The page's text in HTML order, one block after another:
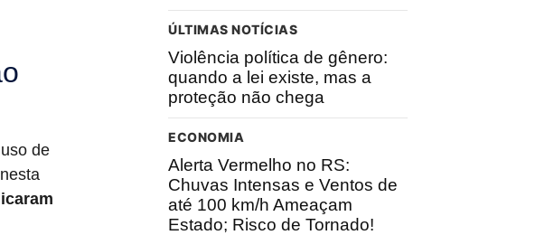
de
ÚLTIMAS NOTÍCIAS
Violência política de gênero:
quando a lei existe, mas a
proteção não chega
ECONOMIA
Alerta Vermelho no RS:
Chuvas Intensas e Ventos de
até 100 km/h Ameaçam
Estado; Risco de Tornado!